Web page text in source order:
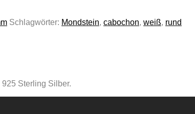
Schlagwörter: Mondstein, cabochon, weiß, rund
Sterling Silber.